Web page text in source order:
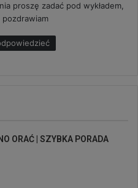
z
e
:
proszę zadać pod wykładem,
ORAĆ | SZYBKA PORADA